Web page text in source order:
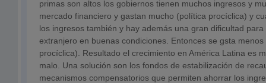
primas son altos los gobiernos tienen muchos ingresos y
mercado financiero y gastan mucho (política procíclica) y
los ingresos también y hay además una gran dificultad
extranjero en buenas condiciones. Entonces se gsta
procíclica). Resultado el crecimiento en América Latina es
malo. Una solución son los fondos de estabilización de
mecanismos compensatorios que permiten ahorrar los